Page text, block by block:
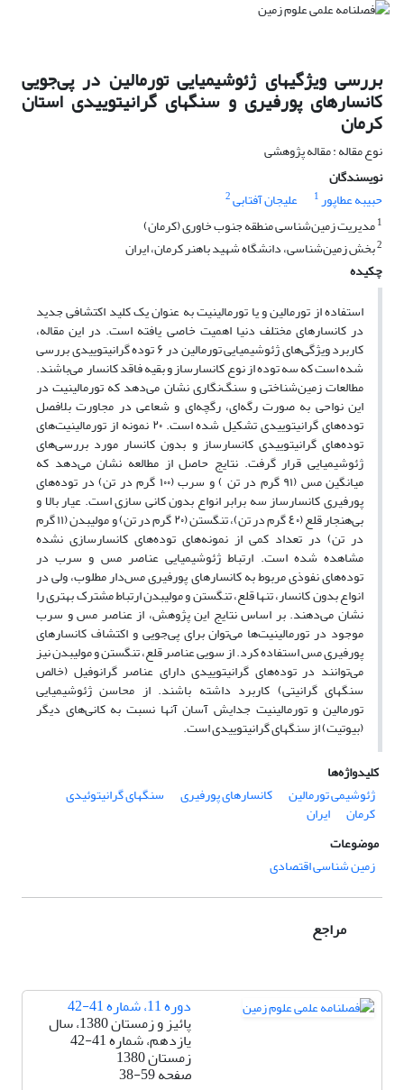
بررسی ویژگیهای ژئوشیمیایی تورمالین در پی‌جویی
کانسارهای پورفیری و سنگهای گرانیتوییدی استان
کرمان
نوع مقاله : مقاله پژوهشی
نویسندگان
حبیبه عطاپور1 علیجان آفتابی2
1مدیریت زمین‌شناسی منطقه جنوب خاوری (کرمان)
2بخش زمین‌شناسی، دانشگاه شهید باهنر کرمان، ایران
چکیده
استفاده از تورمالین و یا تورمالینیت به عنوان یک کلید اکتشافی جدید
در کانسارهای مختلف دنیا اهمیت خاصی یافته است. در این مقاله،
کاربرد ویژگی‌های ژئوشیمیایی تورمالین در ۶ توده گرانیتوییدی بررسی
شده است که سه توده از نوع کانسارساز و بقیه فاقد کانسار می‌باشند.
مطالعات زمین‌شناختی و سنگ‌نگاری نشان می‌دهد که تورمالینیت در
این نواحی به صورت رگه‌ای، رگچه‌ای و شعاعی در مجاورت بلافصل
توده‌های گرانیتوییدی تشکیل شده است. ۲۰ نمونه از تورمالینیت‌های
توده‌های گرانیتوییدی کانسارساز و بدون کانسار مورد بررسی‌های
ژئوشیمیایی قرار گرفت. نتایج حاصل از مطالعه نشان می‌دهد که
میانگین مس (۹۱ گرم در تن ) و سرب (۱۰۰ گرم در تن) در توده‌های
پورفیری کانسارساز سه برابر انواع بدون کانی سازی است. عیار بالا و
بی‌هنجار قلع (٤٠ گرم در تن)، تنگستن (۲۰ گرم در تن) و مولیبدن (۱۱ گرم
در تن) در تعداد کمی از نمونه‌های توده‌های کانسارسازی نشده
مشاهده شده است. ارتباط ژئوشیمیایی عناصر مس و سرب در
توده‌های نفوذی مربوط به کانسارهای پورفیری مس‌دار مطلوب، ولی در
انواع بدون کانسار، تنها قلع، تنگستن و مولیبدن ارتباط مشترک بهتری را
نشان می‌دهند. بر اساس نتایج این پژوهش، از عناصر مس و سرب
موجود در تورمالینیت‌ها می‌توان برای پی‌جویی و اکتشاف کانسارهای
پورفیری مس استفاده کرد. از سویی عناصر قلع، تنگستن و مولیبدن نیز
می‌توانند در توده‌های گرانیتوییدی دارای عناصر گرانوفیل (خالص
سنگهای گرانیتی) کاربرد داشته باشند. از محاسن ژئوشیمیایی
تورمالین و تورمالینیت جدایش آسان آنها نسبت به کانی‌های دیگر
(بیوتیت) از سنگهای گرانیتوییدی است.
کلیدواژه‌ها
ژئوشیمی تورمالین
کانسارهای پورفیری سنگهای گرانیتوئیدی
کرمان
ایران
موضوعات
زمین شناسی اقتصادی
مراجع
دوره 11، شماره 41-42
پائیز و زمستان 1380، سال
یازدهم، شماره 41-42
زمستان 1380
صفحه38-59